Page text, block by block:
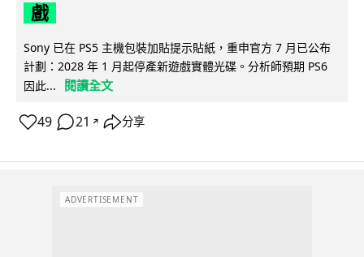
戲
Sony 已在 PS5 主機包裝加貼提示貼紙，重申官方 7 月已公布
計劃：2028 年 1 月起停產新遊戲實體光碟。分析師預期 PS6
因此...
閱讀全文
49 21 ↗ 分享
ADVERTISEMENT